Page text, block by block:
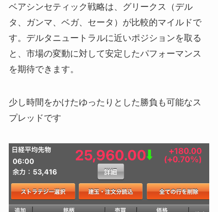
ベアシンセティック戦略は、グリークス（デル
タ、ガンマ、ベガ、セータ）が比較的マイルドで
す。デルタニュートラルに近いポジションを取る
と、市場の変動に対して安定したパフォーマンス
を期待できます。
少し時間をかけたゆったりとした勝負も可能なス
プレッドです